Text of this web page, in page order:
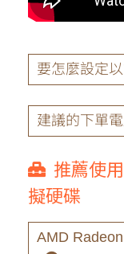
要怎麼設定
建議的下單
推薦使
擬硬碟
AMD